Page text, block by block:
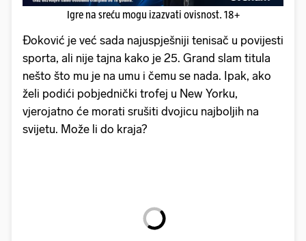
Igre na sreću mogu izazvati ovisnost. 18+
Đoković je već sada najuspješniji tenisač u povijesti
sporta, ali nije tajna kako je 25. Grand slam titula
nešto što mu je na umu i čemu se nada. Ipak, ako
želi podići pobjednički trofej u New Yorku,
vjerojatno će morati srušiti dvojicu najboljih na
svijetu. Može li do kraja?